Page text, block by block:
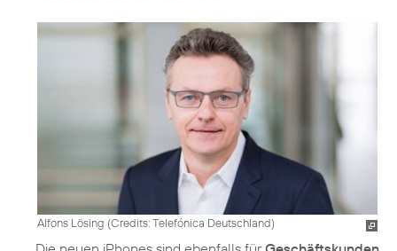
Alfons Lösing (Credits: Telefónica Deutschland)